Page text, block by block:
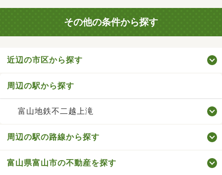
その他の条件から探す
近辺の市区から探す
周辺の駅から探す
富山地鉄不二越上滝
周辺の駅の路線から探す
富山県富山市の不動産を探す